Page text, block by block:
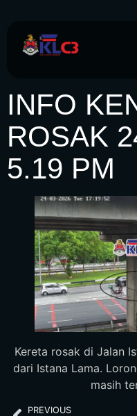
INFO
ROSAK
5.19 PM
Kereta rosak di Jalan
dari Istana Lama.
masih
PREVIOUS